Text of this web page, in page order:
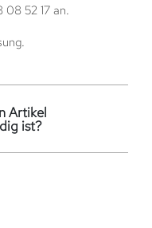
08 52 17 an.
Artikel
ist?